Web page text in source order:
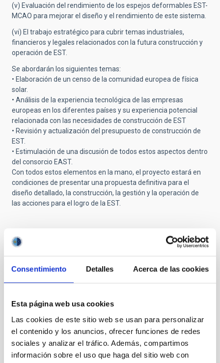
Consentimiento Detalles Acerca de las cookies
Esta página web usa cookies
Las cookies de este sitio web se usan para personalizar
el contenido y los anuncios, ofrecer funciones de redes
sociales y analizar el tráfico. Además, compartimos
información sobre el uso que haga del sitio web con
(v) Evaluación del rendimiento de los espejos deformables EST-
MCAO para mejorar el diseño y el rendimiento de este sistema.
(vi) El trabajo estratégico para cubrir temas industriales,
financieros y legales relacionados con la futura construcción y
operación de EST.
Se abordarán los siguientes temas:
• Elaboración de un censo de la comunidad europea de física
solar.
• Análisis de la experiencia tecnológica de las empresas
europeas en los diferentes países y su experiencia potencial
relacionada con las necesidades de construcción de EST
• Revisión y actualización del presupuesto de construcción de
EST.
• Estimulación de una discusión de todos estos aspectos dentro
del consorcio EAST.
Con todos estos elementos en la mano, el proyecto estará en
condiciones de presentar una propuesta definitiva para el
diseño detallado, la construcción, la gestión y la operación de
las acciones para el logro de la EST.
Instalaciones relacionadas